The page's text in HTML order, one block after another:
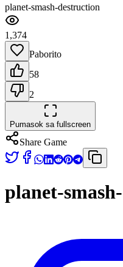
planet-smash-destruction
1,374
Paborito
58
2
Pumasok sa fullscreen
Share Game
planet-